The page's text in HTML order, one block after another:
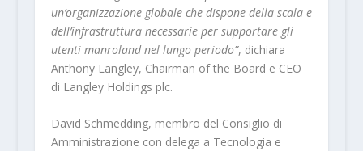
un’organizzazione globale che dispone della scala e
dell’infrastruttura necessarie per supportare gli
utenti manroland nel lungo periodo”, dichiara
Anthony Langley, Chairman of the Board e CEO
di Langley Holdings plc.
David Schmedding, membro del Consiglio di
Amministrazione con delega a Tecnologia e